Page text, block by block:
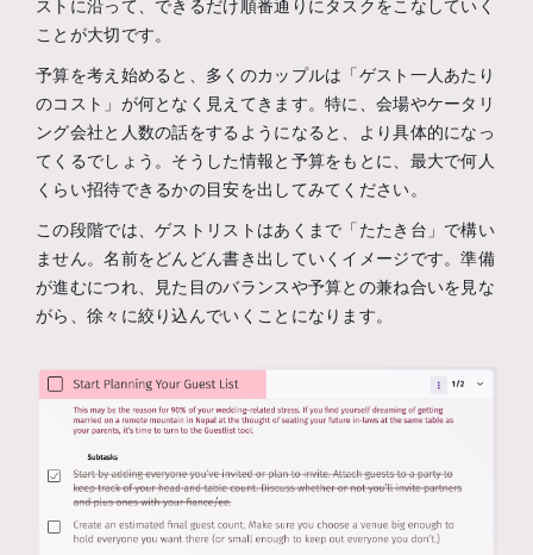
ストに沿って、できるだけ順番通りにタスクをこなしていく
ことが大切です。
予算を考え始めると、多くのカップルは「ゲスト一人あたり
のコスト」が何となく見えてきます。特に、会場やケータリ
ング会社と人数の話をするようになると、より具体的になっ
てくるでしょう。そうした情報と予算をもとに、最大で何人
くらい招待できるかの目安を出してみてください。
この段階では、ゲストリストはあくまで「たたき台」で構い
ません。名前をどんどん書き出していくイメージです。準備
が進むにつれ、見た目のバランスや予算との兼ね合いを見な
がら、徐々に絞り込んでいくことになります。